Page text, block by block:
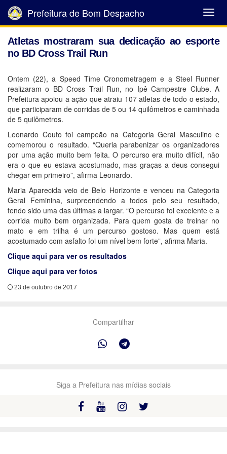
Abrir
Menu
Prefeitura de Bom Despacho
Atletas mostraram sua dedicação ao esporte
no BD Cross Trail Run
Ontem (22), a Speed Time Cronometragem e a Steel Runner
realizaram o BD Cross Trail Run, no Ipê Campestre Clube. A
Prefeitura apoiou a ação que atraiu 107 atletas de todo o estado,
que participaram de corridas de 5 ou 14 quilômetros e caminhada
de 5 quilômetros.
Leonardo Couto foi campeão na Categoria Geral Masculino e
comemorou o resultado. “Queria parabenizar os organizadores
por uma ação muito bem feita. O percurso era muito difícil, não
era o que eu estava acostumado, mas graças a deus consegui
chegar em primeiro”, afirma Leonardo.
Maria Aparecida veio de Belo Horizonte e venceu na Categoria
Geral Feminina, surpreendendo a todos pelo seu resultado,
tendo sido uma das últimas a largar. “O percurso foi excelente e a
corrida muito bem organizada. Para quem gosta de treinar no
mato e em trilha é um percurso gostoso. Mas quem está
acostumado com asfalto foi um nível bem forte”, afirma Maria.
Clique aqui para ver os resultados
Clique aqui para ver fotos
23 de outubro de 2017
Compartilhar
Siga a Prefeitura nas mídias sociais